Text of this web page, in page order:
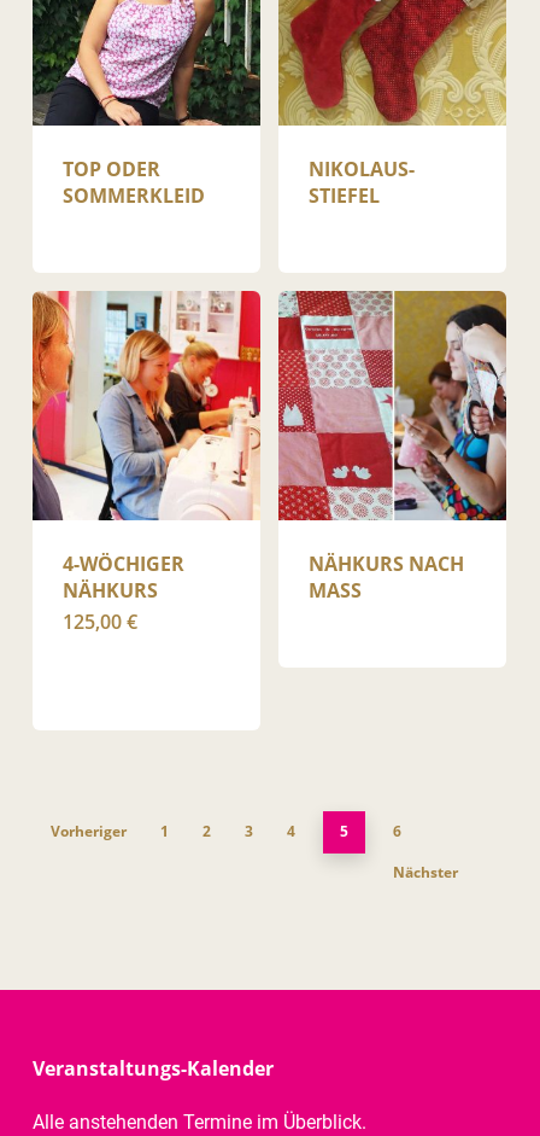
TOP ODER
SOMMERKLEID
NIKOLAUS­
STIEFEL
4-WÖCHIGER
NÄHKURS
125,00€
NÄHKURS NACH
MASS
Vorheriger 1 2 3 4 5
6
Nächster
Veranstaltungs-Kalender
Alle anstehenden Termine im Überblick.